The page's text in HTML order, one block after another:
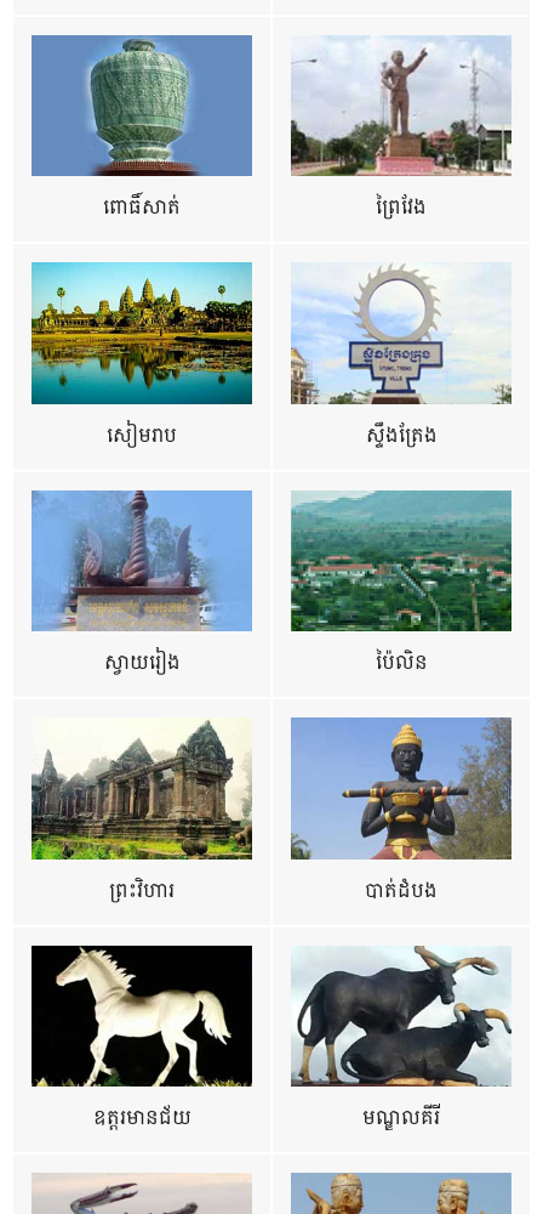
ពោធិ៍សាត់ ព្រៃវែង
សៀមរាប ស្ទឹងត្រែង
ស្វាយរៀង ប៉ៃលិន
ព្រះវិហារ បាត់ដំបង
ឧត្ដរមានជ័យ មណ្ឌលគីរី